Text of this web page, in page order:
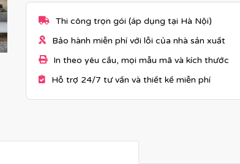
Thi công trọn gói (áp dụng tại Hà Nội)
Bảo hành miễn phí với lỗi của nhà sản xuất
In theo yêu cầu, mọi mẫu mã và kích thước
Hỗ trợ 24/7 tư vấn và thiết kế miễn phí